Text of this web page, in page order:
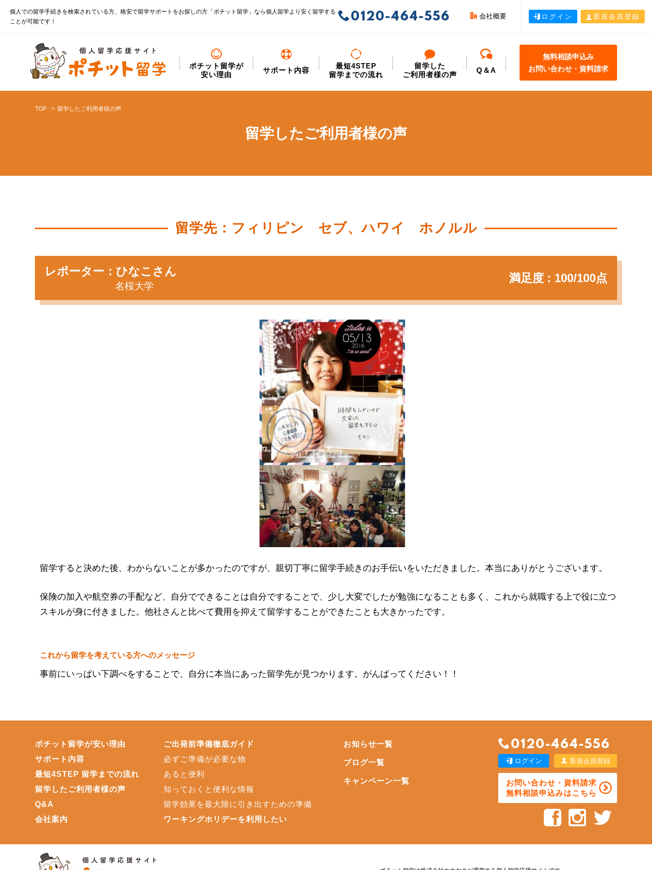
個人での留学手続きを検索されている方、格安で留学サポートをお探しの方「ポチット留学」なら個人留学より安く留学する
ことが可能です！
0120-464-556 会社概要 ログイン 新規会員登録
ポチット留学が
安い理由
サポート内容
最短4STEP
留学までの流れ
留学した
ご利用者様の声
Q＆A
無料相談申込み
お問い合わせ・資料請求
TOP 留学したご利用者様の声
留学したご利用者様の声
留学先：フィリピン セブ、ハワイ ホノルル
レポーター：ひなこさん
名桜大学
満足度 : 100/100点
留学すると決めた後、わからないことが多かったのですが、親切丁寧に留学手続きのお手伝いをいただきました。本当にありがとうございます。
保険の加入や航空券の手配など、自分でできることは自分ですることで、少し大変でしたが勉強になることも多く、これから就職する上で役に立つ
スキルが身に付きました。他社さんと比べて費用を抑えて留学することができたことも大きかったです。
これから留学を考えている方へのメッセージ
事前にいっぱい下調べをすることで、自分に本当にあった留学先が見つかります。がんばってください！！
ポチット留学が安い理由
サポート内容
最短4STEP 留学までの流れ
留学したご利用者様の声
Q&A
会社案内
ご出発前準備徹底ガイド
必ずご準備が必要な物
あると便利
知っておくと便利な情報
留学効果を最大限に引き出すための準備
ワーキングホリデーを利用したい
お知らせ一覧
ブログ一覧
キャンペーン一覧
0120-464-556
ログイン 新規会員登録
お問い合わせ・資料請求
無料相談申込みはこちら